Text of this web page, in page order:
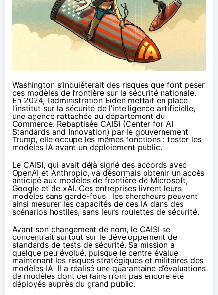
Washington s’inquiéterait des risques que font peser
ces modèles de frontière sur la sécurité nationale.
En 2024, l’administration Biden mettait en place
l’institut sur la sécurité de l’intelligence artificielle,
une agence rattachée au département du
Commerce. Rebaptisée CAISI (Center for AI
Standards and Innovation) par le gouvernement
Trump, elle occupe les mêmes fonctions : tester les
modèles IA avant un déploiement public.
Le CAISI, qui avait déjà signé des accords avec
OpenAI et Anthropic, va désormais obtenir un accès
anticipé aux modèles de frontière de Microsoft,
Google et de xAI. Ces entreprises livrent leurs
modèles sans garde-fous : les chercheurs peuvent
ainsi mesurer les capacités de ces IA dans des
scénarios hostiles, sans leurs roulettes de sécurité.
Avant son changement de nom, le CAISI se
concentrait surtout sur le développement de
standards de tests de sécurité. Sa mission a
quelque peu évolué, puisque le centre évalue
maintenant les risques stratégiques et militaires des
modèles IA. Il a réalisé une quarantaine d’évaluations
de modèles dont certains n’ont pas encore été
déployés auprès du grand public.